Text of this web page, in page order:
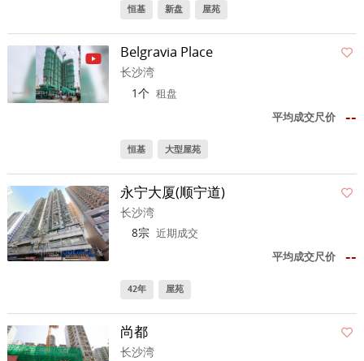
恒基 新盘 屋苑
Belgravia Place
长沙湾
1个 租盘
平均成交尺价 --
恒基 大型屋苑
永宁大厦(顺宁道)
长沙湾
8宗 近期成交
平均成交尺价 --
42年 屋苑
尚都
长沙湾